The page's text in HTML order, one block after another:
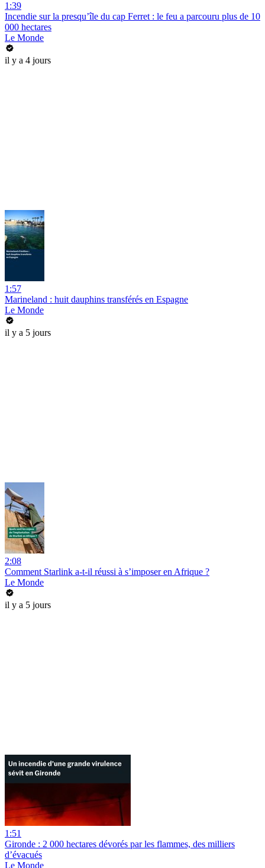
1:39
Incendie sur la presqu’île du cap Ferret : le feu a parcouru plus de 10
000 hectares
Le Monde
il y a 4 jours
1:57
Marineland : huit dauphins transférés en Espagne
Le Monde
il y a 5 jours
2:08
Comment Starlink a-t-il réussi à s’imposer en Afrique ?
Le Monde
il y a 5 jours
1:51
Gironde : 2 000 hectares dévorés par les flammes, des milliers
d’évacués
Le Monde